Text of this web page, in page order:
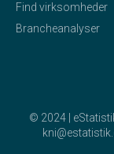
Find virksomheder
Brancheanalyser
© 2024 |